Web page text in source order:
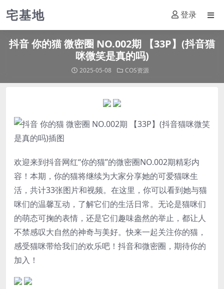
宅基地 登录
抖音 你的猫 微密圈 NO.002期 【33P】(抖音猫
咪微笑是真的吗)
2025-05-08 COS资源
欢迎来到抖音网红“你的猫”的微密圈NO.002期精彩内
容！本期， 你的猫将继续为大家分享她的可爱猫咪生
活，共计33张图片和视频。在这里，你可以看到她与猫
咪们的温馨互动，了解它们的生活日常。无论是猫咪们
的萌态可掬的表情，还是它们趣味盎然的举止，都让人
不禁感叹大自然的神奇与美好。快来一起关注你的猫 ，
感受猫咪带给我们的欢乐吧！抖音和微密圈，期待你的
加入！